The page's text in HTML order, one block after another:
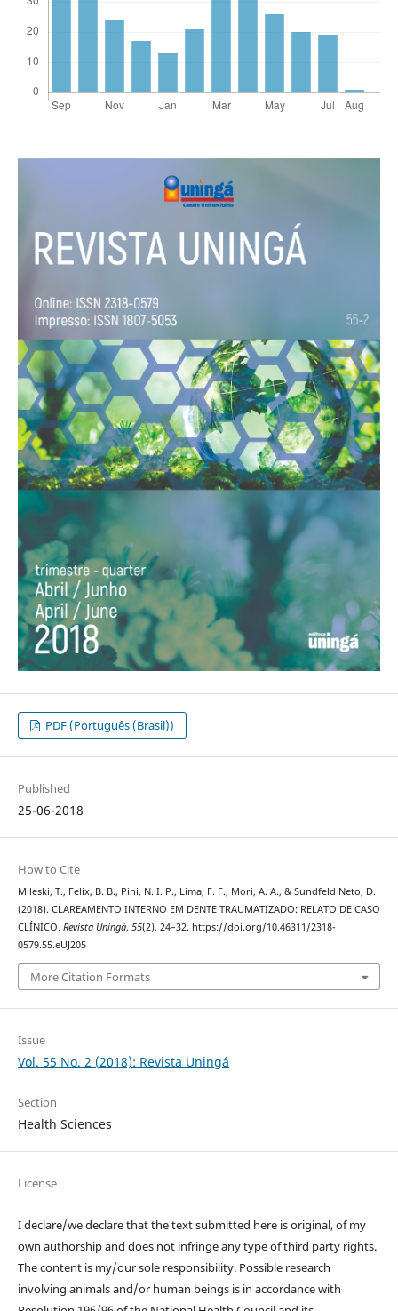
PDF (Português (Brasil))
Published
25-06-2018
How to Cite
Mileski, T., Felix, B. B., Pini, N. I. P., Lima, F. F., Mori, A. A., & Sundfeld Neto, D.
(2018). CLAREAMENTO INTERNO EM DENTE TRAUMATIZADO: RELATO DE CASO
CLÍNICO. Revista Uningá, 55(2), 24–32. https://doi.org/10.46311/2318-
0579.55.eUJ205
More Citation Formats
Issue
Vol. 55 No. 2 (2018): Revista Uningá
Section
Health Sciences
License
I declare/we declare that the text submitted here is original, of my
own authorship and does not infringe any type of third party rights.
The content is my/our sole responsibility. Possible research
involving animals and/or human beings is in accordance with